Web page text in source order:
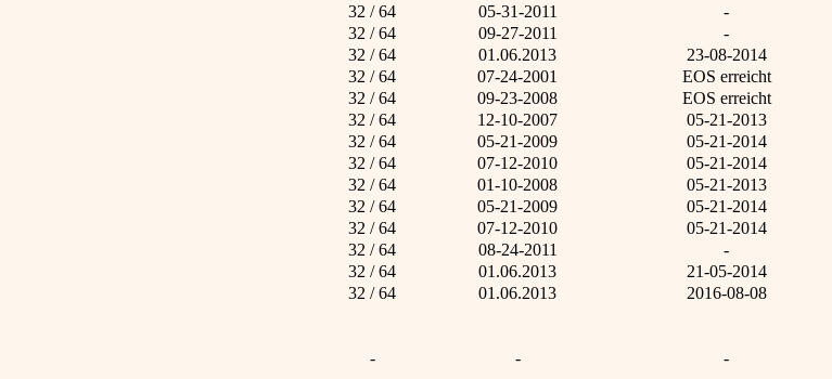
32 / 64 05-31-2011
-
32 / 64 09-27-2011
-
32 / 64 01.06.2013
23-08-2014
32 / 64 07-24-2001
EOS erreicht
32 / 64 09-23-2008
EOS erreicht
32 / 64 12-10-2007
05-21-2013
32 / 64 05-21-2009
05-21-2014
32 / 64 07-12-2010
05-21-2014
32 / 64 01-10-2008
05-21-2013
32 / 64 05-21-2009
05-21-2014
32 / 64 07-12-2010
05-21-2014
32 / 64 08-24-2011
-
32 / 64 01.06.2013
21-05-2014
32 / 64 01.06.2013 2016-08-08
- -
-